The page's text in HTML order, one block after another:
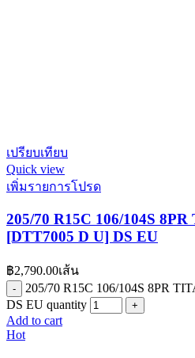
เปรียบเทียบ
Quick view
เพิ่มรายการโปรด
205/70 R15C 106/104S
[DTT7005 D U] DS EU
฿2,790.00เส้น
205/70 R15C 106/104S 8PR
DS EU quantity
Add to cart
Hot